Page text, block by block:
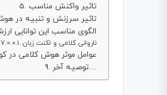
تاثیر واکنش مناسب
تاثیر سرزنش و تنبیه در
الگوی مناسب این توانایی
ناروانی کلامی و لکنت زبان
عوامل موثر هوش کلامی در
توصیه آخر…